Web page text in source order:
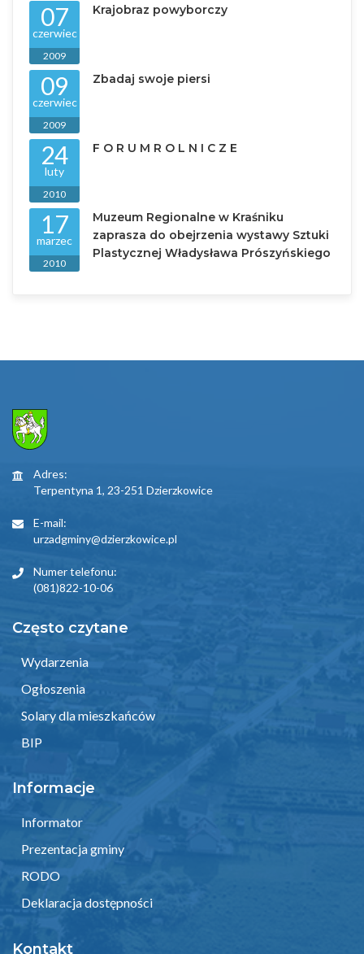
07
czerwiec
2009
Krajobraz powyborczy
09
czerwiec
2009
Zbadaj swoje piersi
24
luty
2010
F O R U M R O L N I C Z E
17
marzec
2010
Muzeum Regionalne w Kraśniku
zaprasza do obejrzenia wystawy Sztuki
Plastycznej Władysława Prószyńskiego
Adres:
Terpentyna 1, 23-251 Dzierzkowice
E-mail:
urzadgminy@dzierzkowice.pl
Numer telefonu:
(081)822-10-06
Często czytane
Wydarzenia
Ogłoszenia
Solary dla mieszkańców
BIP
Informacje
Informator
Prezentacja gminy
RODO
Deklaracja dostępności
Kontakt